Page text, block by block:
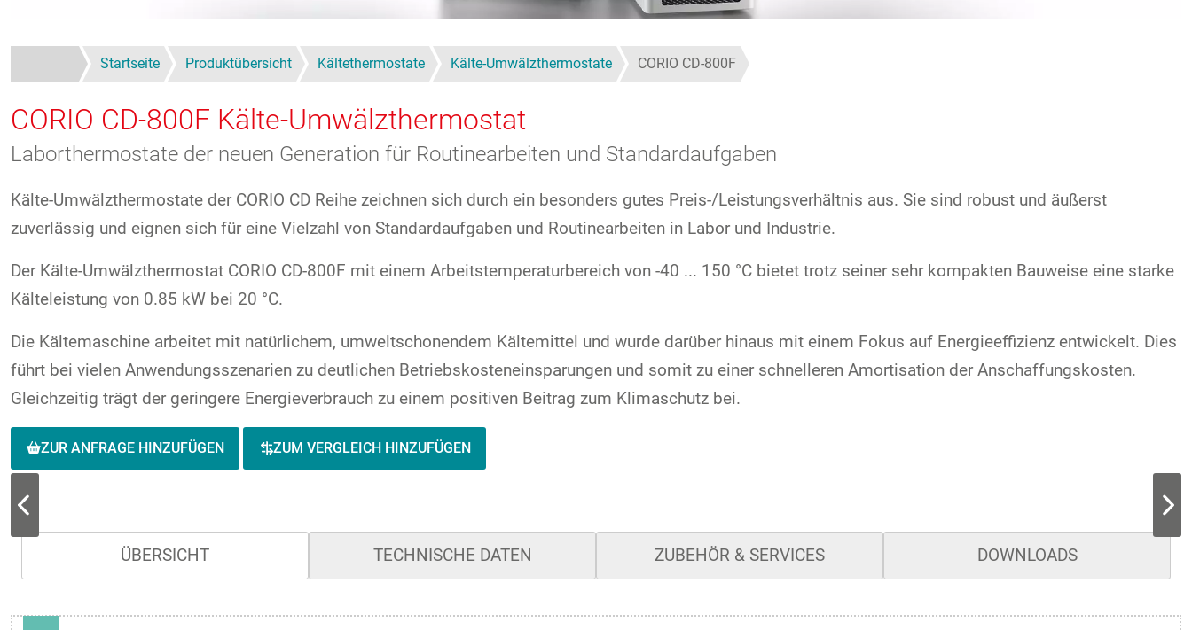
Startseite Produktübersicht Kältethermostate Kälte-Umwälzthermostate CORIO CD-800F
CORIO CD-800F Kälte-Umwälzthermostat
Laborthermostate der neuen Generation für Routinearbeiten und Standardaufgaben
Kälte-Umwälzthermostate der CORIO CD Reihe zeichnen sich durch ein besonders gutes Preis-/Leistungsverhältnis aus. Sie sind robust und äußerst
zuverlässig und eignen sich für eine Vielzahl von Standardaufgaben und Routinearbeiten in Labor und Industrie.
Der Kälte-Umwälzthermostat CORIO CD-800F mit einem Arbeitstemperaturbereich von -40 ... 150 °C bietet trotz seiner sehr kompakten Bauweise eine starke
Kälteleistung von 0.85 kW bei 20 °C.
Die Kältemaschine arbeitet mit natürlichem, umweltschonendem Kältemittel und wurde darüber hinaus mit einem Fokus auf Energieeffizienz entwickelt. Dies
führt bei vielen Anwendungsszenarien zu deutlichen Betriebskosteneinsparungen und somit zu einer schnelleren Amortisation der Anschaffungskosten.
Gleichzeitig trägt der geringere Energieverbrauch zu einem positiven Beitrag zum Klimaschutz bei.
ZUR ANFRAGE HINZUFÜGEN ZUM VERGLEICH HINZUFÜGEN
ÜBERSICHT TECHNISCHE DATEN ZUBEHÖR & SERVICES DOWNLOADS